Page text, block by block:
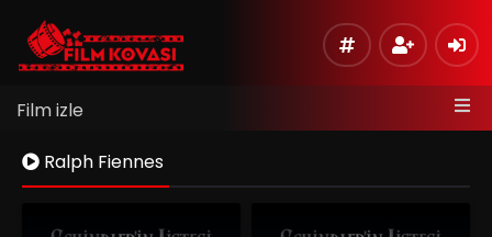
Film izle
Ralph Fiennes